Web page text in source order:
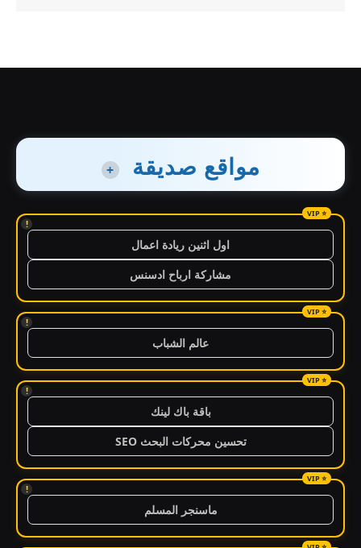
مواقع صديقة +
!
اول اثنين ريادة اعمال
مشاركة ارباح ادسنس
!
عالم الشباب
!
باقة باك لينك
تحسين محركات البحث SEO
!
ماسنجر المسلم